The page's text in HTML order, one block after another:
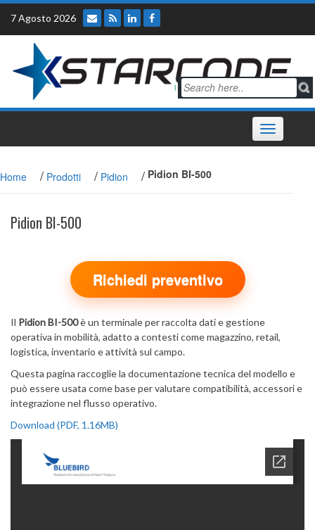
Skip
content
7 Agosto 2026
Toggle
navigation
Home / Prodotti / Pidion / Pidion BI-500
Pidion BI-500
Richiedi preventivo
Il Pidion BI-500è un terminale per raccolta dati e gestione
operativa in mobilità, adatto a contesti come magazzino, retail,
logistica, inventario e attività sul campo.
Questa pagina raccoglie la documentazione tecnica del modello e
può essere usata come base per valutare compatibilità, accessori e
integrazione nel flusso operativo.
Download (PDF, 1.16MB)